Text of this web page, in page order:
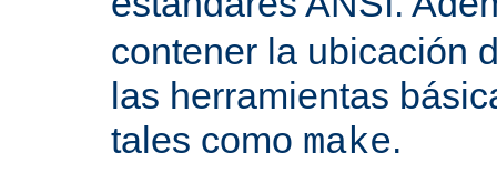
contener la ubicación
las herramientas
tales como make.